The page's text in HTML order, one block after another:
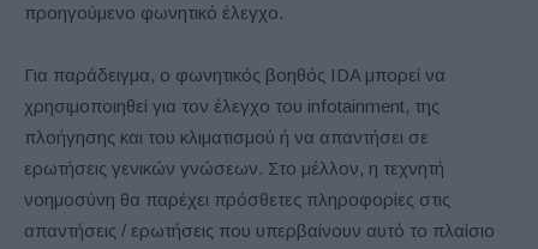
προηγούμενο φωνητικό έλεγχο.
Για παράδειγμα, ο φωνητικός βοηθός IDA μπορεί να
χρησιμοποιηθεί για τον έλεγχο του infotainment, της
πλοήγησης και του κλιματισμού ή να απαντήσει σε
ερωτήσεις γενικών γνώσεων. Στο μέλλον, η τεχνητή
νοημοσύνη θα παρέχει πρόσθετες πληροφορίες στις
απαντήσεις / ερωτήσεις που υπερβαίνουν αυτό το πλαίσιο